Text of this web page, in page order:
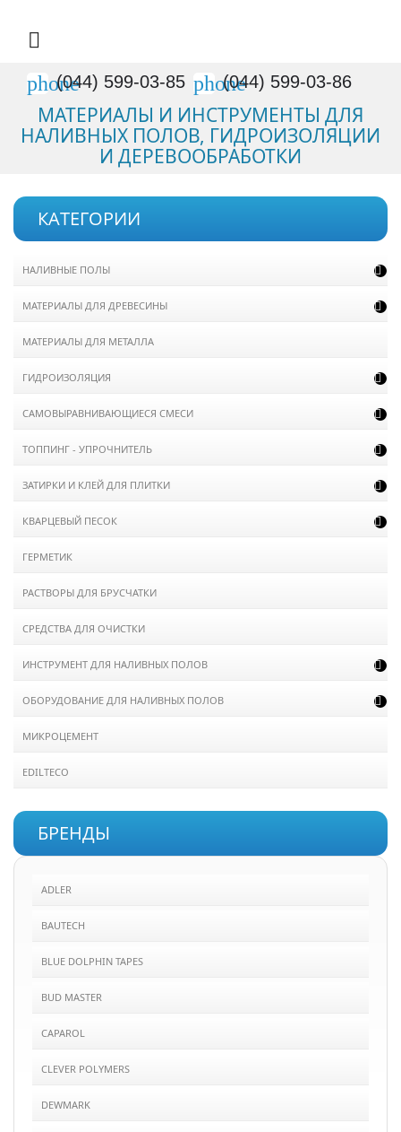

phone
(044) 599-03-85 phone
(044) 599-03-86
МАТЕРИАЛЫ И ИНСТРУМЕНТЫ ДЛЯ
НАЛИВНЫХ ПОЛОВ, ГИДРОИЗОЛЯЦИИ
И ДЕРЕВООБРАБОТКИ
КАТЕГОРИИ
НАЛИВНЫЕ ПОЛЫ 
МАТЕРИАЛЫ ДЛЯ ДРЕВЕСИНЫ 
МАТЕРИАЛЫ ДЛЯ МЕТАЛЛА
ГИДРОИЗОЛЯЦИЯ 
САМОВЫРАВНИВАЮЩИЕСЯ СМЕСИ 
ТОППИНГ - УПРОЧНИТЕЛЬ 
ЗАТИРКИ И КЛЕЙ ДЛЯ ПЛИТКИ 
КВАРЦЕВЫЙ ПЕСОК 
ГЕРМЕТИК
РАСТВОРЫ ДЛЯ БРУСЧАТКИ
СРЕДСТВА ДЛЯ ОЧИСТКИ
ИНСТРУМЕНТ ДЛЯ НАЛИВНЫХ ПОЛОВ 
ОБОРУДОВАНИЕ ДЛЯ НАЛИВНЫХ ПОЛОВ 
МИКРОЦЕМЕНТ
EDILTECO
БРЕНДЫ
ADLER
BAUTECH
BLUE DOLPHIN TAPES
BUD MASTER
CAPAROL
CLEVER POLYMERS
DEWMARK